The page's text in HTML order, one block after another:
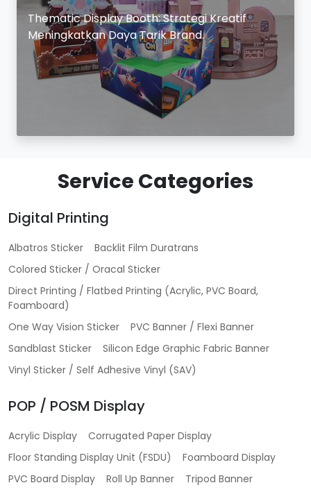
Thematic Display Booth: Strategi Kreatif
Meningkatkan Daya Tarik Brand.
Service Categories
Digital Printing
Albatros Sticker
Backlit Film Duratrans
Colored Sticker / Oracal Sticker
Direct Printing / Flatbed Printing (Acrylic, PVC Board,
Foamboard)
One Way Vision Sticker
PVC Banner / Flexi Banner
Sandblast Sticker
Silicon Edge Graphic Fabric Banner
Vinyl Sticker / Self Adhesive Vinyl (SAV)
POP / POSM Display
Acrylic Display
Corrugated Paper Display
Floor Standing Display Unit (FSDU)
Foamboard Display
PVC Board Display
Roll Up Banner
Tripod Banner